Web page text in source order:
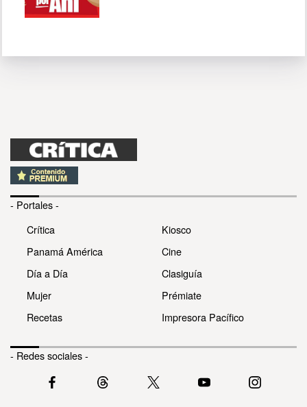
- Portales -
Crítica
Panamá América
Día a Día
Mujer
Recetas
Kiosco
Cine
Clasiguía
Prémiate
Impresora Pacífico
- Redes sociales -